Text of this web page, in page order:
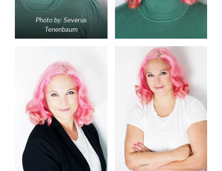
Photo by: Severus
Tenenbaum